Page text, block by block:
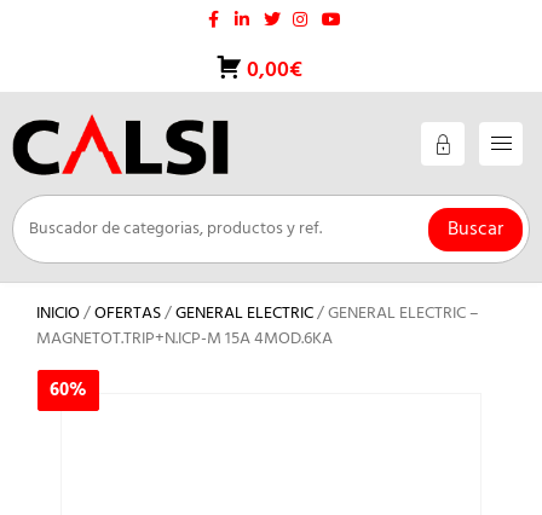
0,00€
Buscar
INICIO/OFERTAS/GENERAL ELECTRIC/ GENERAL ELECTRIC –
MAGNETOT.TRIP+N.ICP-M 15A 4MOD.6KA
60%
60%